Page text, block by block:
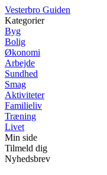
Vesterbro Guiden
Kategorier
Byg
Bolig
Økonomi
Arbejde
Sundhed
Smag
Aktiviteter
Familieliv
Træning
Livet
Min side
Tilmeld dig
Nyhedsbrev